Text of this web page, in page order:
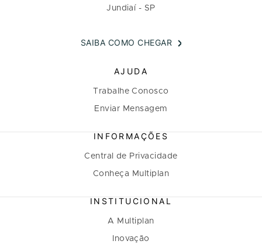
Jundiaí - SP
SAIBA COMO CHEGAR
AJUDA
Trabalhe Conosco
Enviar Mensagem
INFORMAÇÕES
Central de Privacidade
Conheça Multiplan
INSTITUCIONAL
A Multiplan
Inovação